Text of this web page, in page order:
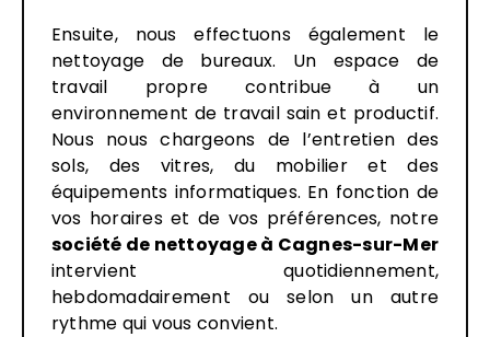
Ensuite, nous effectuons également le
nettoyage de bureaux. Un espace de
travail propre contribue à un
environnement de travail sain et productif.
Nous nous chargeons de l’entretien des
sols, des vitres, du mobilier et des
équipements informatiques. En fonction de
vos horaires et de vos préférences, notre
société de nettoyage à Cagnes-sur-Mer
intervient quotidiennement,
hebdomadairement ou selon un autre
rythme qui vous convient.